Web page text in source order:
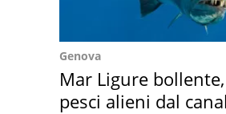
Genova
Mar Ligure
pesci alieni dal